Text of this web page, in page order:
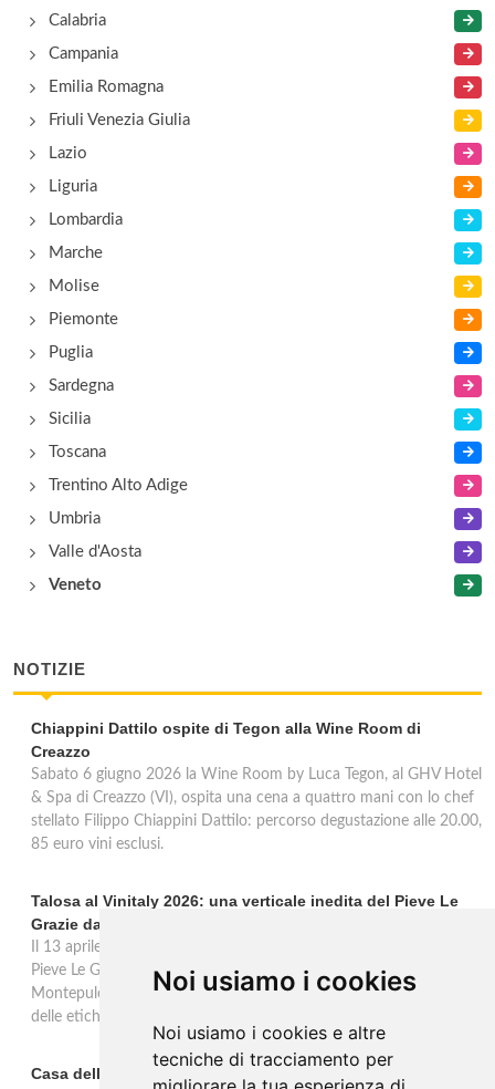
Noi usiamo i cookies
Noi usiamo i cookies e altre
tecniche di tracciamento per
Al Cicheto
via Girolamo Savonarola 59, Padova
Al Forcellini
Calabria
Campania
Emilia Romagna
Friuli Venezia Giulia
Lazio
Liguria
Lombardia
Marche
Molise
Piemonte
Puglia
Sardegna
Sicilia
Toscana
Trentino Alto Adige
Umbria
Valle d'Aosta
Veneto
NOTIZIE
Chiappini Dattilo ospite di Tegon alla Wine Room di
Creazzo
Sabato 6 giugno 2026 la Wine Room by Luca Tegon, al GHV Hotel
& Spa di Creazzo (VI), ospita una cena a quattro mani con lo chef
stellato Filippo Chiappini Dattilo: percorso degustazione alle 20.00,
85 euro vini esclusi.
Talosa al Vinitaly 2026: una verticale inedita del Pieve Le
Grazie dal 2016 al 2020
Il 13 aprile 2026 al Vinitaly, Talosa presenta la verticale inedita del
Pieve Le Grazie: cinque annate dal 2016 al 2020 del Nobile di
Montepulciano a 95 punti Vinous, per ripercorrere la genesi di una
delle etichette iconiche di Montepulciano.
Casa dell'Artista: a Valdobbiadene apre il soggiorno